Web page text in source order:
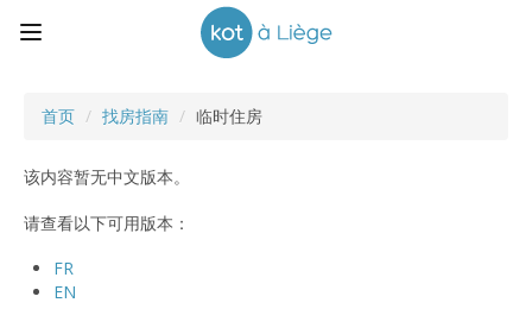
首页 / 找房指南 / 临时住房
该内容暂无中文版本。
请查看以下可用版本：
FR
EN